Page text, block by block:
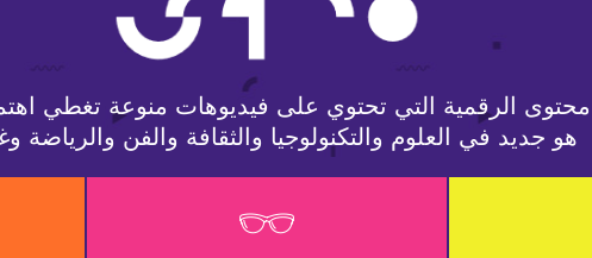
الرقمية التي تحتوي على فيديوهات منوعة تغطي
هو جديد في العلوم والتكنولوجيا والثقافة والفن والرياضة